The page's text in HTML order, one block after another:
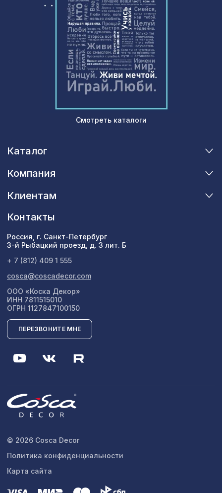
Смотреть каталоги
Каталог
Компания
Клиентам
Контакты
Россия, г. Санкт-Петербург
3-й Рыбацкий проезд, д. 3 лит. Б
+ 7 (812) 409 1 555
cosca@coscadecor.com
ООО «Коска Декор»
ИНН 7811515010
ОГРН 1127847100150
ПЕРЕЗВОНИТЕ МНЕ
© 2026 Cosca Decor
Политика конфиденциальности
Карта сайта